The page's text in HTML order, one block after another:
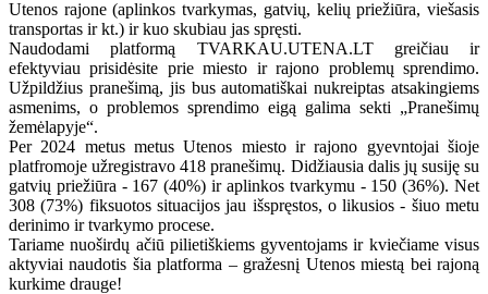
Utenos rajone (aplinkos tvarkymas, gatvių, kelių priežiūra, viešasis
transportas ir kt.) ir kuo skubiau jas spręsti.
Naudodami platformą TVARKAU.UTENA.LT greičiau ir
efektyviau prisidėsite prie miesto ir rajono problemų sprendimo.
Užpildžius pranešimą, jis bus automatiškai nukreiptas atsakingiems
asmenims, o problemos sprendimo eigą galima sekti „Pranešimų
žemėlapyje“.
Per 2024 metus metus Utenos miesto ir rajono gyevntojai šioje
platfromoje užregistravo 418 pranešimų. Didžiausia dalis jų susiję su
gatvių priežiūra - 167 (40%) ir aplinkos tvarkymu - 150 (36%). Net
308 (73%) fiksuotos situacijos jau išspręstos, o likusios - šiuo metu
derinimo ir tvarkymo procese.
Tariame nuoširdų ačiū pilietiškiems gyventojams ir kviečiame visus
aktyviai naudotis šia platforma – gražesnį Utenos miestą bei rajoną
kurkime drauge!